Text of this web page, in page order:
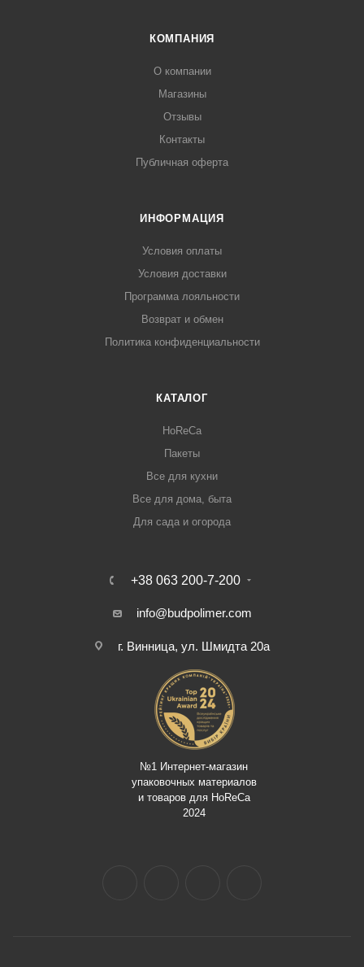
КОМПАНИЯ
О компании
Магазины
Отзывы
Контакты
Публичная оферта
ИНФОРМАЦИЯ
Условия оплаты
Условия доставки
Программа лояльности
Возврат и обмен
Политика конфиденциальности
КАТАЛОГ
HoReCa
Пакеты
Все для кухни
Все для дома, быта
Для сада и огорода
+38 063 200-7-200
info@budpolimer.com
г. Винница, ул. Шмидта 20а
№1 Интернет-магазин
упаковочных материалов
и товаров для HoReCa
2024